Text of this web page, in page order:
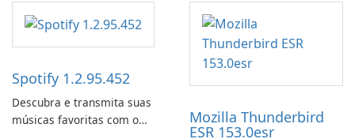
Spotify 1.2.95.452
Descubra e transmita suas
músicas favoritas com o
Mozilla Thunderbird
ESR 153.0esr